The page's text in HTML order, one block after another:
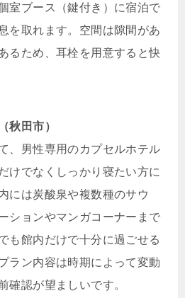
室ブース（鍵付き）に宿泊で
を取れます。空間は隙間があ
るため、耳栓を用意すると快
秋田市）
、男性専用のカプセルホテル
けでなくしっかり寝たい方に
には炭酸泉や複数種のサウ
ションやマンガコーナーまで
も館内だけで十分に過ごせる
ラン内容は時期によって変動
確認が望ましいです。